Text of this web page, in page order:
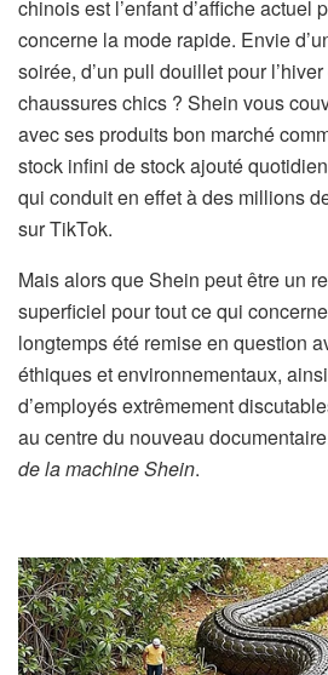
chinois est l’enfant d’affiche actuel
concerne la mode rapide. Envie
soirée, d’un pull douillet pour
chaussures chics ? Shein vous
avec ses produits bon marché
stock infini de stock ajouté
qui conduit en effet à des millions
sur TikTok.
Mais alors que Shein peut être un
superficiel pour tout ce qui
longtemps été remise en question
éthiques et environnementaux,
d’employés extrêmement
au centre du nouveau
de la machine Shein.